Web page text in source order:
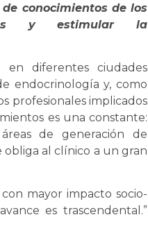
conocimientos de los
y estimular la
diferentes ciudades
endocrinología y, como
profesionales implicados
es una constante:
de generación de
al clínico a un gran
mayor impacto socio-
es trascendental.”